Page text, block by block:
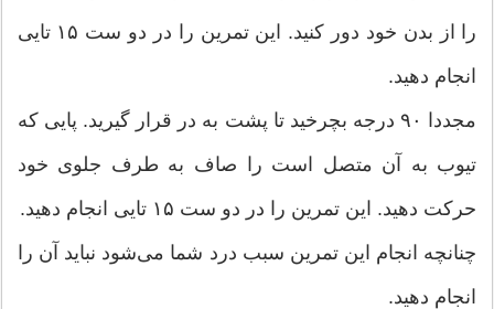
را از بدن خود دور کنید. این تمرین را در دو ست ۱۵ تایی
انجام دهید.
مجددا ۹۰ درجه بچرخید تا پشت به در قرار گیرید. پایی که
تیوب به آن متصل است را صاف به طرف جلوی خود
حرکت دهید. این تمرین را در دو ست ۱۵ تایی انجام دهید.
چنانچه انجام این تمرین سبب درد شما می‌شود نباید آن را
انجام دهید.